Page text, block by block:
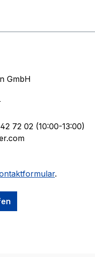
GmbH
72 02 (10:00-13:00)
.